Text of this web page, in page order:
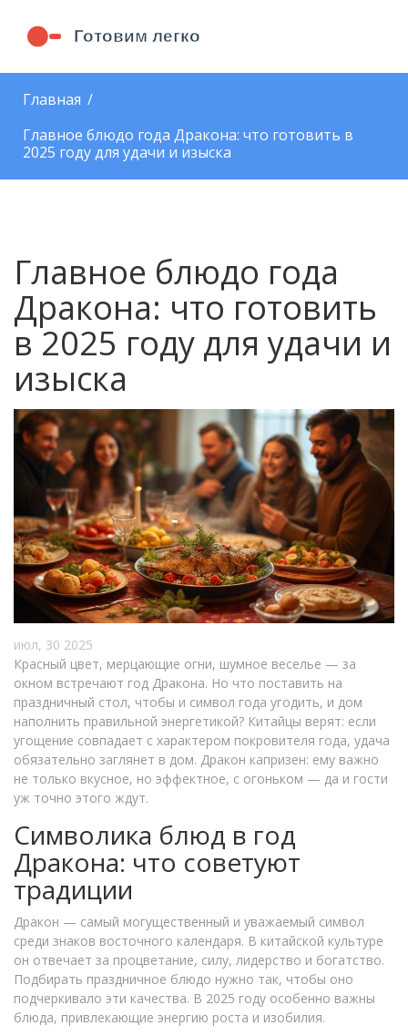
Главная
Главное блюдо года Дракона: что готовить в
2025 году для удачи и изыска
Главное блюдо года
Дракона: что готовить
в 2025 году для удачи и
изыска
июл, 30 2025
Красный цвет, мерцающие огни, шумное веселье — за
окном встречают год Дракона. Но что поставить на
праздничный стол, чтобы и символ года угодить, и дом
наполнить правильной энергетикой? Китайцы верят: если
угощение совпадает с характером покровителя года, удача
обязательно заглянет в дом. Дракон капризен: ему важно
не только вкусное, но эффектное, с огоньком — да и гости
уж точно этого ждут.
Символика блюд в год
Дракона: что советуют
традиции
Дракон — самый могущественный и уважаемый символ
среди знаков восточного календаря. В китайской культуре
он отвечает за процветание, силу, лидерство и богатство.
Подбирать праздничное блюдо нужно так, чтобы оно
подчеркивало эти качества. В 2025 году особенно важны
блюда, привлекающие энергию роста и изобилия.